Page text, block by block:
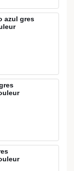
azul gres